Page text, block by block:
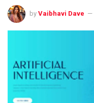
by Vaibhavi Dave